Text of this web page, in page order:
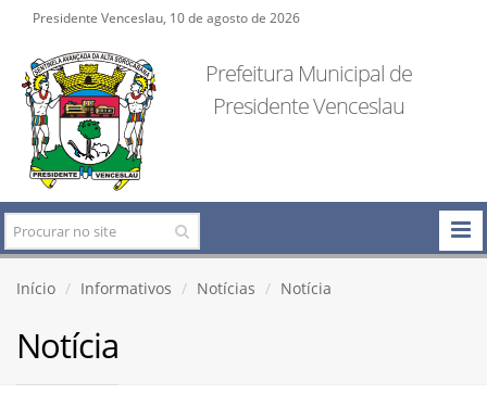
Presidente Venceslau, 10 de agosto de 2026
Prefeitura Municipal de
Presidente Venceslau
Início Informativos Notícias Notícia
Notícia